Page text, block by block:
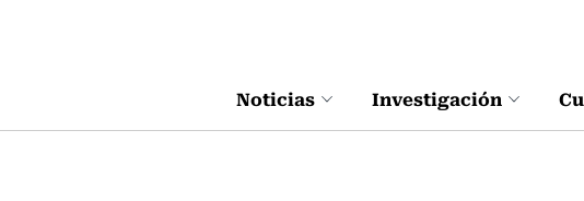
Noticias Investigación